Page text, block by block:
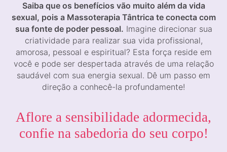
Saiba que os benefícios vão muito além da vida
sexual, pois a Massoterapia Tântrica te conecta com
sua fonte de poder pessoal. Imagine direcionar sua
criatividade para realizar sua vida profissional,
amorosa, pessoal e espiritual? Esta força reside em
você e pode ser despertada através de uma relação
saudável com sua energia sexual. Dê um passo em
direção a conhecê-la profundamente!
Aflore a sensibilidade adormecida,
confie na sabedoria do seu corpo!